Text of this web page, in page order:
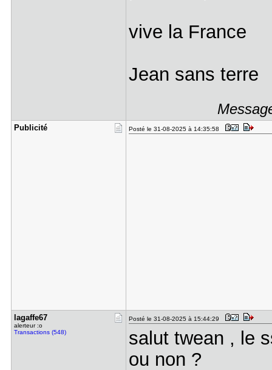
vive la France
Jean sans terre
Publicité Posté le 31-08-2025 à 14:35:58
lagaffe67
alerteur :o
Transactions (548)
Posté le 31-08-2025 à 15:44:29
salut twean , le
ou non ?